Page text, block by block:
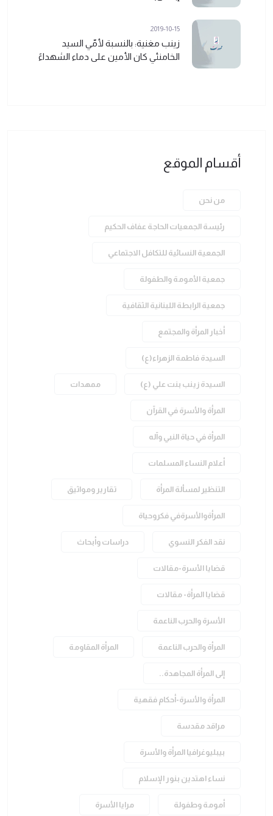
2019-10-15
زينب مغنية: بالنسبة لأمّي السيد
الخامنئي كان الأمين على دماء الشهداءً
أقسام الموقع
من نحن
رئيسة الجمعيات الحاجة عفاف الحكيم
الجمعية النسائية للتكافل الاجتماعي
جمعية الأمومة والطفولة
جمعية الرابطة اللبنانية الثقافية
أخبار المرأة والمجتمع
السيدة فاطمة الزهراء(ع)
السيدة زينب بنت علي (ع) ممهدات
المرأة والأسرة في القرآن
المرأة في حياة النبي وآله
أعلام النساء المسلمات
التنظير لمسألة المرأة تقارير ومواثيق
المرأةوالأسرةفي فكروحياة
نقد الفكر النسوي دراسات وأبحاث
قضايا الأسرة-مقالات
قضايا المرأة- مقالات
الأسرة والحرب الناعمة
المرأة والحرب الناعمة المرأة المقاومة
إلى المرأة المجاهدة..
المرأة والأسرة-أحكام فقهية
مراقد مقدسة
بيبليوغرافيا المرأة والأسرة
نساء اهتدين بنور الإسلام
أمومة وطفولة مرايا الأسرة